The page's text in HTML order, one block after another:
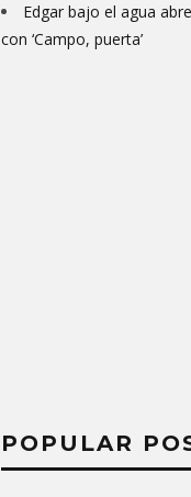
Edgar bajo el agua
con ‘Campo, puerta’
POPULAR